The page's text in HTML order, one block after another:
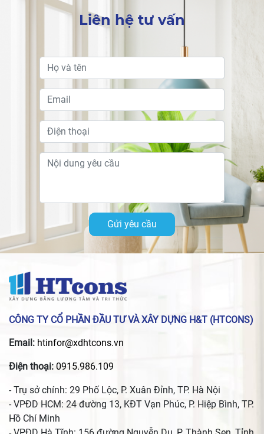
Liên hệ tư vấn
Gửi yêu cầu
CÔNG TY CỔ PHẦN ĐẦU TƯ VÀ XÂY DỰNG H&T (HTCONS)
Email: htinfor@xdhtcons.vn
Điện thoại: 0915.986.109
- Trụ sở chính: 29 Phố Lộc, P. Xuân Đỉnh, TP. Hà Nội
- VPĐD HCM: 24 đường 13, KĐT Vạn Phúc, P. Hiệp Bình, TP.
Hồ Chí Minh